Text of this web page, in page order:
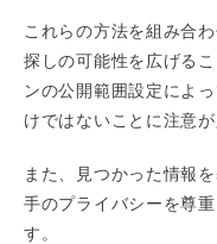
これらの方法を組み合
探しの可能性を広げる
ンの公開範囲設定によ
けではないことに注意が
また、見つかった情報
手のプライバシーを尊
す。